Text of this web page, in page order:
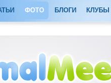
ФОТО БЛОГИ КЛУБЫ